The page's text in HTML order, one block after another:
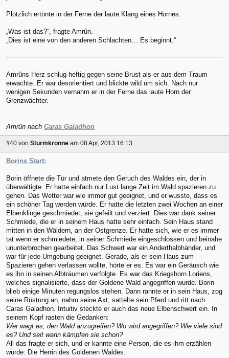
Plötzlich ertönte in der Ferne der laute Klang eines Hornes.
„Was ist das?“, fragte Amrûn.
„Dies ist eine von den anderen Schlachten… Es beginnt.“
Amrûns Herz schlug heftig gegen seine Brust als er aus dem Traum
erwachte. Er war desorientiert und blickte wild um sich. Nach nur
wenigen Sekunden vernahm er in der Ferne das laute Horn der
Grenzwächter.
Amrûn nach Caras Galadhon
#40 von Sturmkronne am 08 Apr, 2013 16:13
Borins Start:
Borin öffnete die Tür und atmete den Geruch des Waldes ein, der in
überwältigte. Er hatte einfach nur Lust lange Zeit im Wald spazieren zu
gehen. Das Wetter war wie immer gut geeignet, und er wusste, dass es
ein schöner Tag werden würde. Er hatte die letzten zwei Wochen an einer
Elbenklinge geschmiedet, sie gefeilt und verziert. Dies war dank seiner
Schmiede, die er in seinem Haus hatte sehr einfach. Sein Haus stand
mitten in den Wäldern, an der Ostgrenze. Er hatte sich, wie er es immer
tat wenn er schmiedete, in seiner Schmiede eingeschlossen und beinahe
ununterbrochen gearbeitet. Das Schwert war ein Anderthalbhänder, und
war für jede Umgebung geeignet. Gerade, als er sein Haus zum
Spazieren gehen verlassen wollte, hörte er es. Es war ein Geräusch wie
es ihn in seinen Albträumen verfolgte. Es war das Kriegshorn Loriens,
welches signalisierte, dass der Goldene Wald angegriffen wurde. Borin
blieb einige Minuten regungslos stehen. Dann rannte er in sein Haus, zog
seine Rüstung an, nahm seine Axt, sattelte sein Pferd und ritt nach
Caras Galadhon. Intuitiv steckte er auch das neue Elbenschwert ein. In
seinem Kopf rasten die Gedanken:
Wer wagt es, den Wald anzugreifen? Wo wird angegriffen? Wie viele sind
es? Und seit wann kämpfen sie schon?
All das fragte er sich, und er kannte eine Person, die es ihm erzählen
würde: Die Herrin des Goldenen Waldes.